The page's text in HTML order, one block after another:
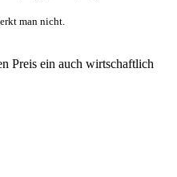
man nicht.
Preis ein auch wirtschaftlich